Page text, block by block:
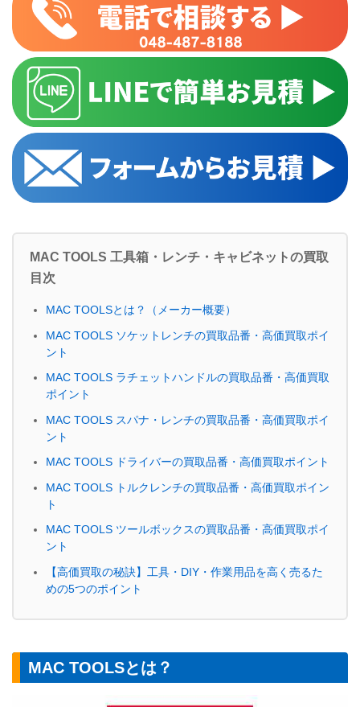
MAC TOOLS 工具箱・レンチ・キャビネットの買取
目次
MAC TOOLSとは？（メーカー概要）
MAC TOOLS ソケットレンチの買取品番・高価買取ポイ
ント
MAC TOOLS ラチェットハンドルの買取品番・高価買取
ポイント
MAC TOOLS スパナ・レンチの買取品番・高価買取ポイ
ント
MAC TOOLS ドライバーの買取品番・高価買取ポイント
MAC TOOLS トルクレンチの買取品番・高価買取ポイン
ト
MAC TOOLS ツールボックスの買取品番・高価買取ポイ
ント
【高価買取の秘訣】工具・DIY・作業用品を高く売るた
めの5つのポイント
MAC TOOLSとは？